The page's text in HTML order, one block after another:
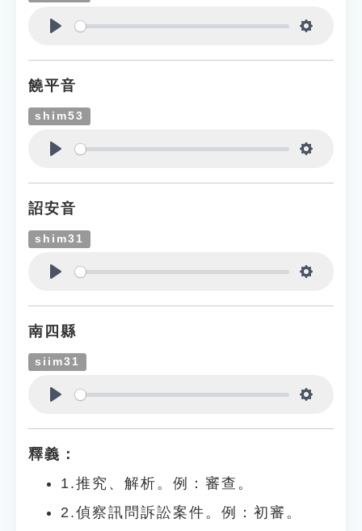
饒平音
shim53
詔安音
shim31
南四縣
siim31
釋義：
1.推究、解析。例：審查。
2.偵察訊問訴訟案件。例：初審。